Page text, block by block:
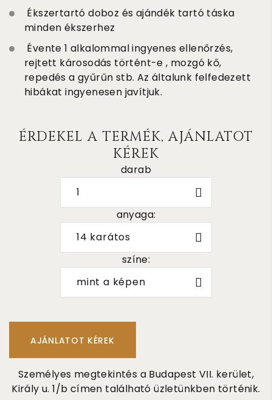
Ékszertartó doboz és ajándék tartó táska
minden ékszerhez
Évente 1 alkalommal ingyenes ellenőrzés,
rejtett károsodás történt-e , mozgó kő,
repedés a gyűrűn stb. Az általunk felfedezett
hibákat ingyenesen javítjuk.
ÉRDEKEL A TERMÉK, AJÁNLATOT
KÉREK
darab
1
anyaga:
14 karátos
színe:
mint a képen
Személyes megtekintés a Budapest VII. kerület,
Király u. 1/b címen található üzletünkben történik.